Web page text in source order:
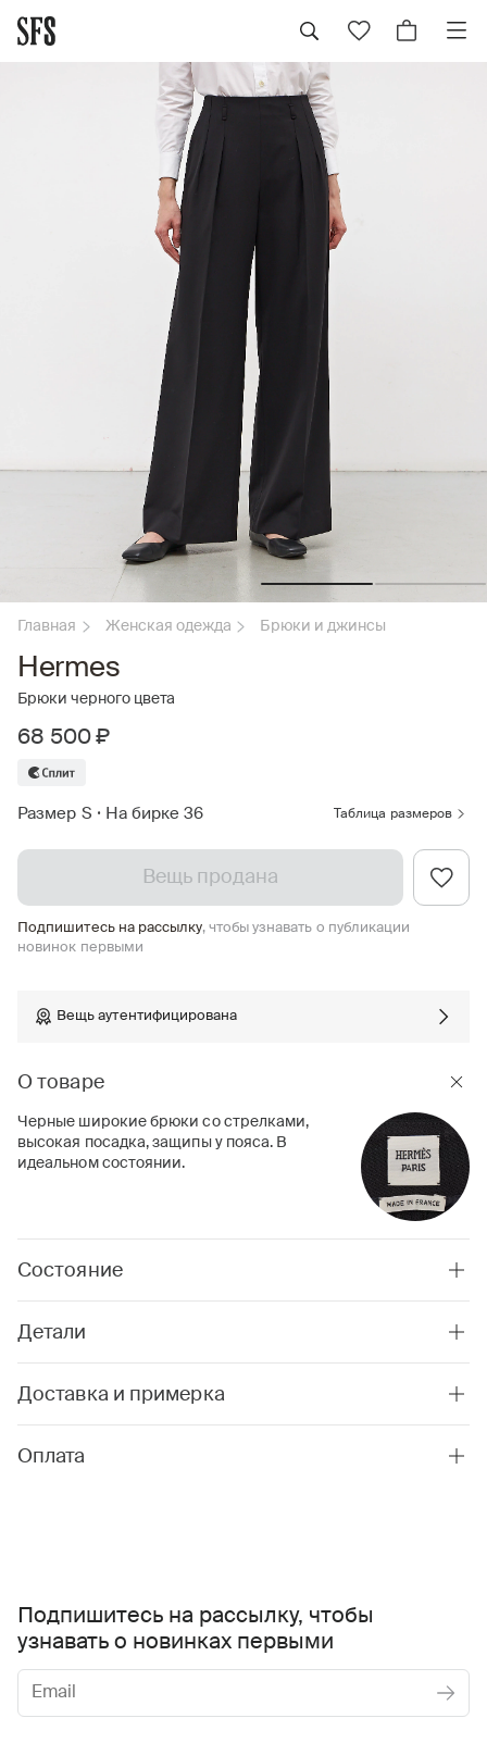
Главная Женская одежда Брюки и джинсы
Hermes
Брюки черного цвета
68 500 ₽
Размер S • На бирке 36 Таблица размеров
Вещь продана
Подпишитесь на рассылку, чтобы узнавать о публикации
новинок первыми
Вещь аутентифицирована
О товаре
Черные широкие брюки со стрелками,
высокая посадка, защипы у пояса. В
идеальном состоянии.
Состояние
Детали
Доставка и примерка
Оплата
Подпишитесь на рассылку, чтобы
узнавать о новинках первыми